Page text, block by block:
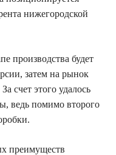
нижегородской
производства будет
затем на рынок
счет этого удалось
ведь помимо второго
преимуществ